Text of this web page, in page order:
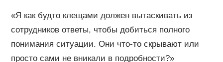
«Я как будто клещами должен вытаскивать из
сотрудников ответы, чтобы добиться полного
понимания ситуации. Они что-то скрывают или
просто сами не вникали в подробности?»